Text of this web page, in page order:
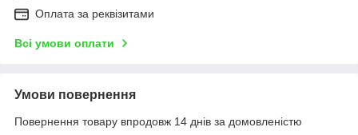
Оплата за реквізитами
Всі умови оплати
Умови повернення
Повернення товару впродовж 14 днів за домовленістю